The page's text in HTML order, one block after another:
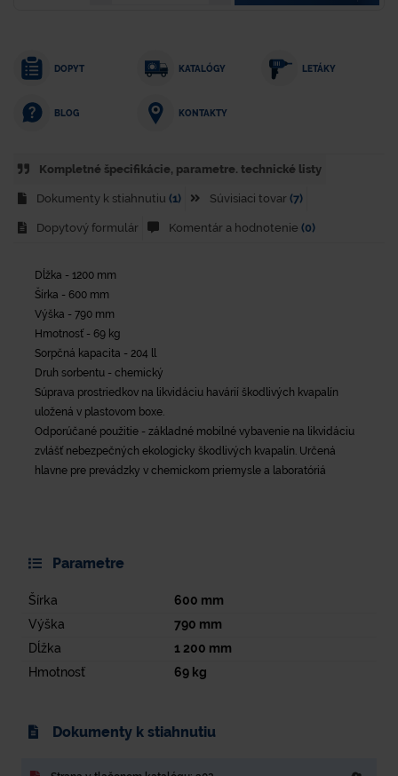
DOPYT KATALÓGY LETÁKY
BLOG KONTAKTY
Kompletné špecifikácie, parametre. technické listy
Dokumenty k stiahnutiu (1) Súvisiaci tovar (7)
Dopytový formulár Komentár a hodnotenie (0)
Dĺžka - 1200 mm
Šírka - 600 mm
Výška - 790 mm
Hmotnosť - 69 kg
Sorpčná kapacita - 204 ll
Druh sorbentu - chemický
Súprava prostriedkov na likvidáciu havárií škodlivých kvapalín
uložená v plastovom boxe.
Odporúčané použitie - základné mobilné vybavenie na likvidáciu
zvlášť nebezpečných ekologicky škodlivých kvapalín. Určená
hlavne pre prevádzky v chemickom priemysle a laboratóriá
Parametre
Šírka 600 mm
Výška
790 mm
Dĺžka
1 200 mm
Hmotnosť
69kg
Dokumenty k stiahnutiu